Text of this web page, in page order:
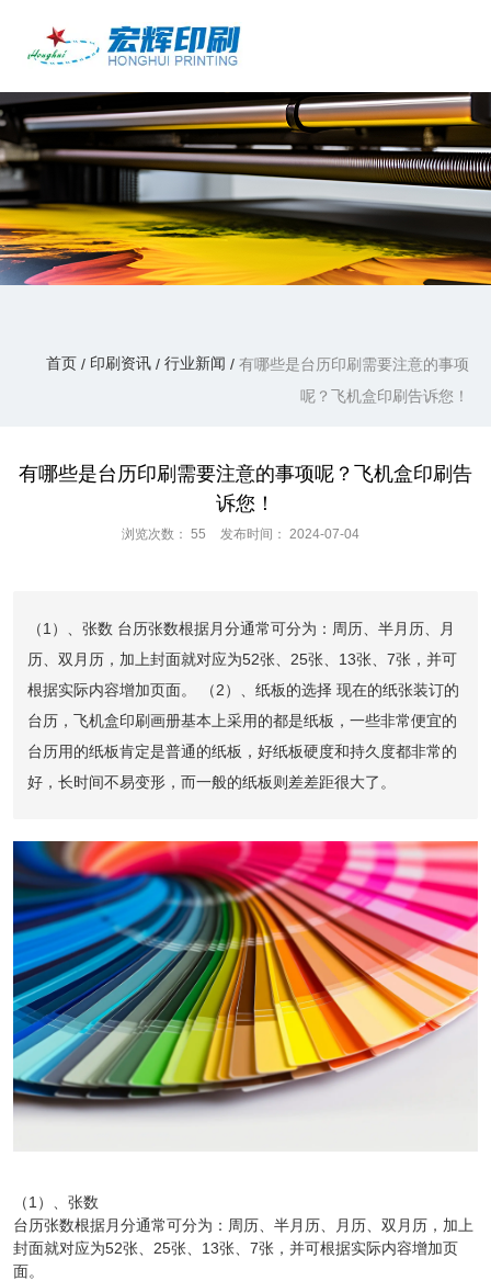
产品中心
首页/印刷资讯 /行业新闻 /有哪些是台历印刷需要注意的事项呢？飞机
盒印刷告诉您！
印刷资讯
首页 / 印刷资讯 / 行业新闻 / 有哪些是台历印刷需要注意的事项
呢？飞机盒印刷告诉您！
有哪些是台历印刷需要注意的事项呢？飞机盒印刷告
诉您！
浏览次数： 55 发布时间： 2024-07-04
（1）、张数 台历张数根据月分通常可分为：周历、半月历、月
历、双月历，加上封面就对应为52张、25张、13张、7张，并可
根据实际内容增加页面。 （2）、纸板的选择 现在的纸张装订的
台历，飞机盒印刷画册基本上采用的都是纸板，一些非常便宜的
台历用的纸板肯定是普通的纸板，好纸板硬度和持久度都非常的
好，长时间不易变形，而一般的纸板则差差距很大了。
（1）、张数
台历张数根据月分通常可分为：周历、半月历、月历、双月历，加上
封面就对应为52张、25张、13张、7张，并可根据实际内容增加页
面。